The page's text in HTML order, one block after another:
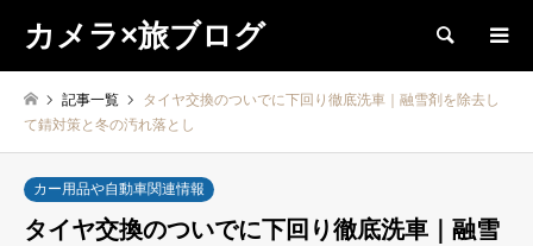
カメラ×旅ブログ 検索
記事一覧
タイヤ交換のついでに下回り徹底洗車｜融雪剤を除去し
て錆対策と冬の汚れ落とし
カー用品や自動車関連情報
タイヤ交換のついでに下回り徹底洗車｜融雪